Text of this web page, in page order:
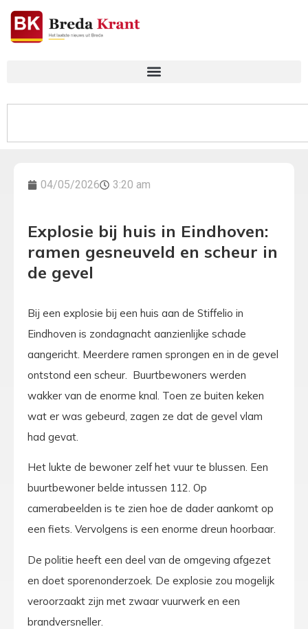
04/05/2026 3:20 am
Explosie bij huis in Eindhoven:
ramen gesneuveld en scheur in
de gevel
Bij een explosie bij een huis aan de Stiffelio in
Eindhoven is zondagnacht aanzienlijke schade
aangericht. Meerdere ramen sprongen en in de gevel
ontstond een scheur. Buurtbewoners werden
wakker van de enorme knal. Toen ze buiten keken
wat er was gebeurd, zagen ze dat de gevel vlam
had gevat.
Het lukte de bewoner zelf het vuur te blussen. Een
buurtbewoner belde intussen 112. Op
camerabeelden is te zien hoe de dader aankomt op
een fiets. Vervolgens is een enorme dreun hoorbaar.
De politie heeft een deel van de omgeving afgezet
en doet sporenonderzoek. De explosie zou mogelijk
veroorzaakt zijn met zwaar vuurwerk en een
brandversneller.